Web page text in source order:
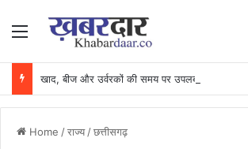
Menu
Home /राज्य /छत्तीसगढ़